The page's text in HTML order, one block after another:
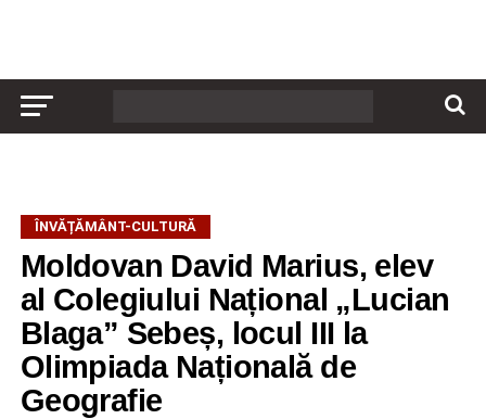
ÎNVĂȚĂMÂNT-CULTURĂ
Moldovan David Marius, elev
al Colegiului Național „Lucian
Blaga” Sebeș, locul III la
Olimpiada Națională de
Geografie